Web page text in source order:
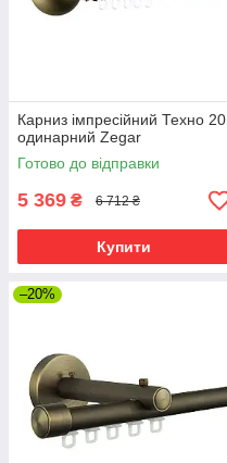
Карниз імпресійний Техно 20
одинарний Zegar
Готово до відправки
5 369 ₴ 6 712 ₴
Купити
–20%